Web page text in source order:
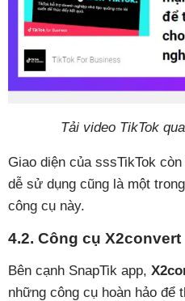
Tải video TikTok
Giao diện của sssTikTok
dễ sử dụng cũng là một
công cụ này.
4.2. Công cụ X2convert
Bên cạnh SnapTik app,
những công cụ hoàn hảo để